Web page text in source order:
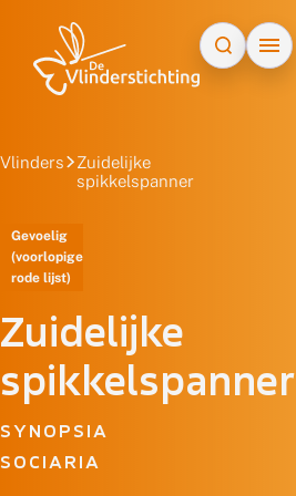
Vlinders
Zuidelijke
spikkelspanner
Gevoelig
(voorlopige
rode lijst)
Zuidelijke
spikkelspanner
SYNOPSIA
SOCIARIA